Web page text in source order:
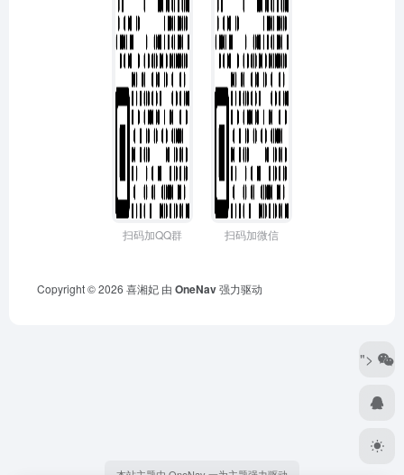
扫码加QQ群 扫码加微信
Copyright © 2026 喜湘妃 由 OneNav强力驱动
">